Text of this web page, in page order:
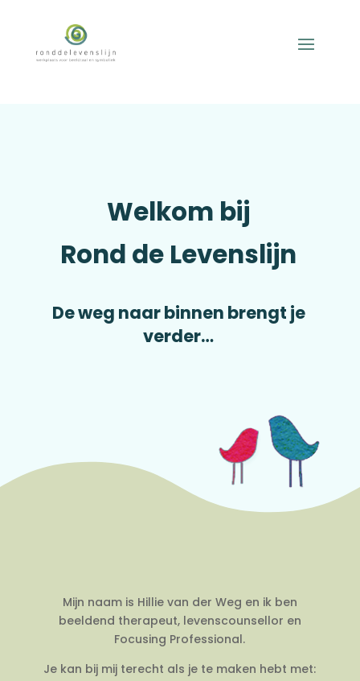
Welkom bij
Rond de Levenslijn
De weg naar binnen brengt je
verder…
Mijn naam is Hillie van der Weg en ik ben
beeldend therapeut, levenscounsellor en
Focusing Professional.
Je kan bij mij terecht als je te maken hebt met: